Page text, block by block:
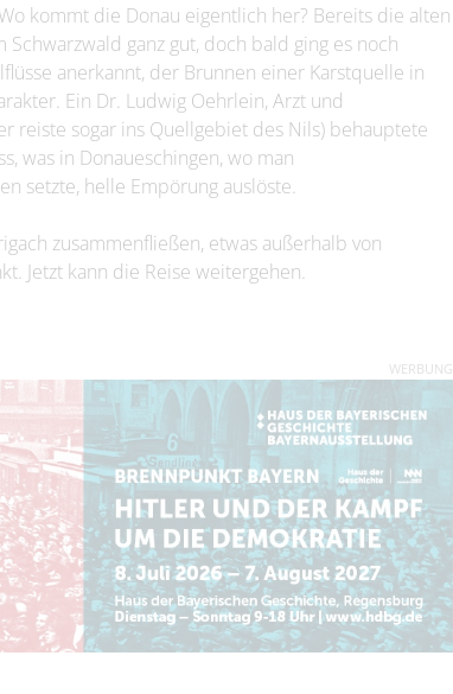
kommt die Donau eigentlich her? Bereits die alten
ganz gut, doch bald ging es noch
anerkannt, der Brunnen einer Karstquelle in
Ein Dr. Ludwig Oehrlein, Arzt und
reiste sogar ins Quellgebiet des Nils) behauptete
was in Donaueschingen, wo man
setzte, helle Empörung auslöste.
zusammenfließen, etwas außerhalb von
Jetzt kann die Reise weitergehen.
WERBUNG